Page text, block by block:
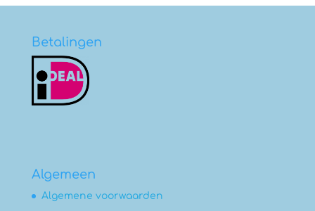
€6,75
Betalingen
Algemeen
Algemene voorwaarden